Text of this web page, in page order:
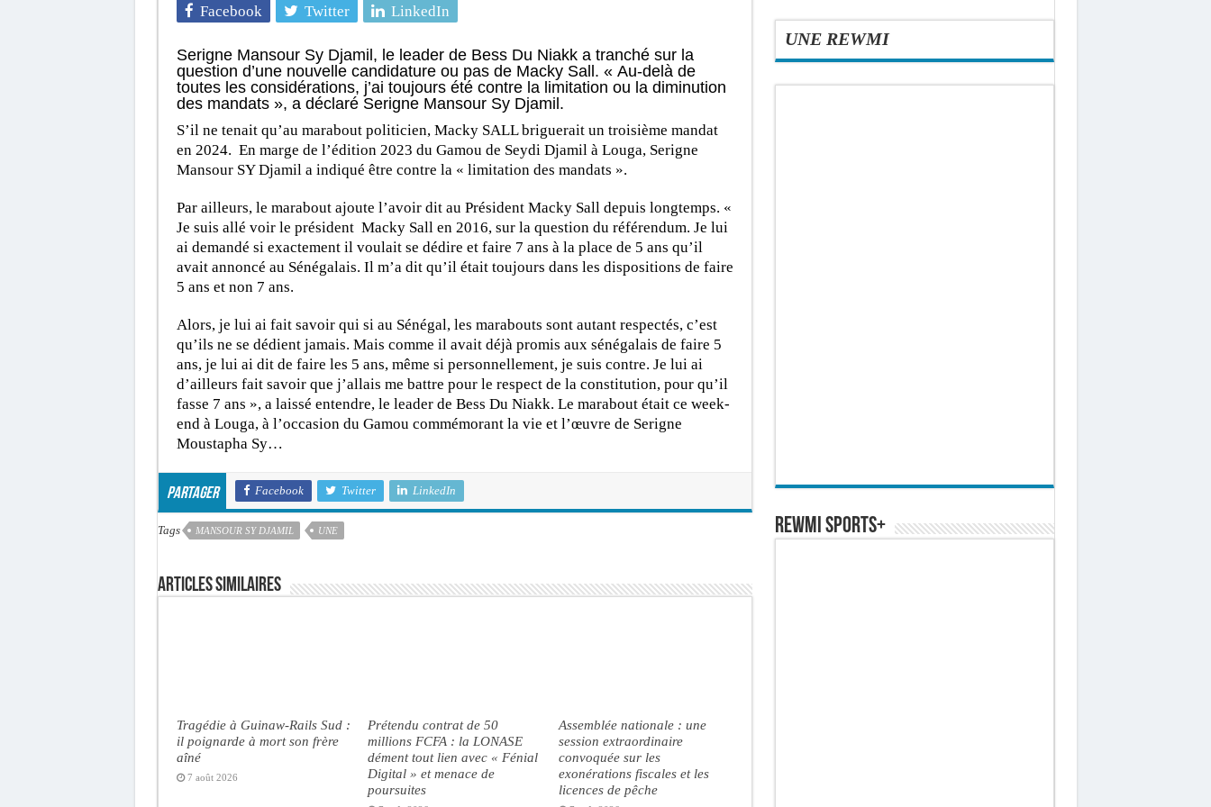
Facebook Twitter LinkedIn
Serigne Mansour Sy Djamil, le leader de Bess Du Niakk a tranché sur la
question d’une nouvelle candidature ou pas de Macky Sall. « Au-delà de
toutes les considérations, j’ai toujours été contre la limitation ou la diminution
des mandats », a déclaré Serigne Mansour Sy Djamil.
S’il ne tenait qu’au marabout politicien, Macky SALL briguerait un troisième mandat
en 2024. En marge de l’édition 2023 du Gamou de Seydi Djamil à Louga, Serigne
Mansour SY Djamil a indiqué être contre la « limitation des mandats ».
Par ailleurs, le marabout ajoute l’avoir dit au Président Macky Sall depuis longtemps. «
Je suis allé voir le président Macky Sall en 2016, sur la question du référendum. Je lui
ai demandé si exactement il voulait se dédire et faire 7 ans à la place de 5 ans qu’il
avait annoncé au Sénégalais. Il m’a dit qu’il était toujours dans les dispositions de faire
5 ans et non 7 ans.
Alors, je lui ai fait savoir qui si au Sénégal, les marabouts sont autant respectés, c’est
qu’ils ne se dédient jamais. Mais comme il avait déjà promis aux sénégalais de faire 5
ans, je lui ai dit de faire les 5 ans, même si personnellement, je suis contre. Je lui ai
d’ailleurs fait savoir que j’allais me battre pour le respect de la constitution, pour qu’il
fasse 7 ans », a laissé entendre, le leader de Bess Du Niakk. Le marabout était ce week-
end à Louga, à l’occasion du Gamou commémorant la vie et l’œuvre de Serigne
Moustapha Sy…
Partager Facebook Twitter LinkedIn
Tags MANSOUR SY DJAMIL UNE
Articles similaires
Tragédie à Guinaw-Rails Sud :
il poignarde à mort son frère
aîné
7 août 2026
Prétendu contrat de 50
millions FCFA : la LONASE
dément tout lien avec « Fénial
Digital » et menace de
poursuites
Assemblée nationale : une
session extraordinaire
convoquée sur les
exonérations fiscales et les
licences de pêche
UNE REWMI
REWMI SPORTS+